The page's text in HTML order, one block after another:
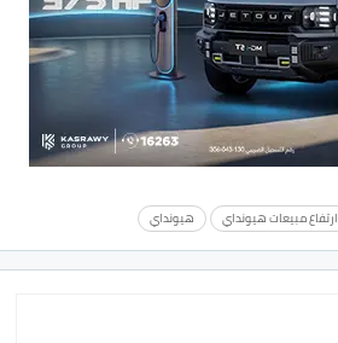
ارتفاع مبيعات هيونداي هيونداي